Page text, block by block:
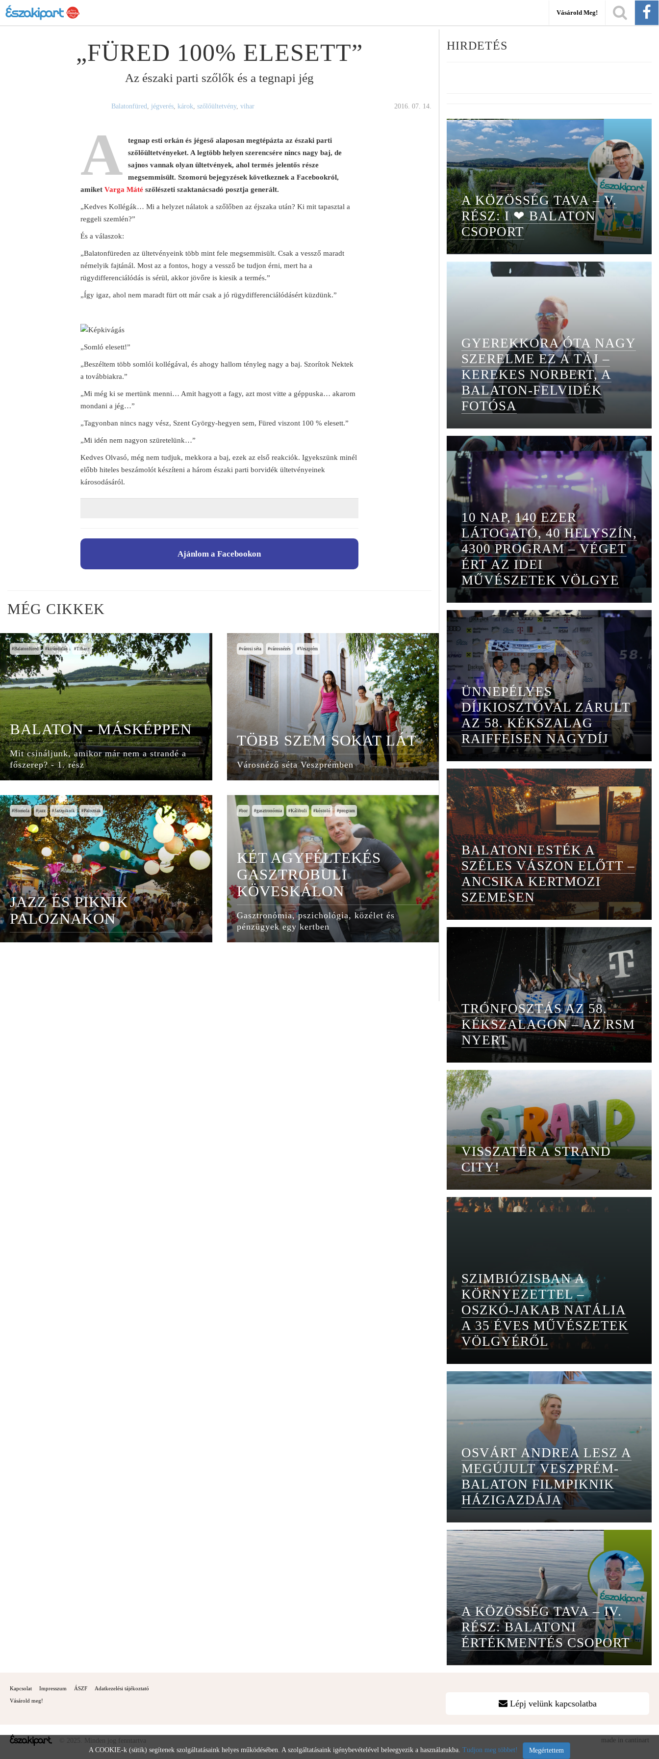
Vásárold Meg!
„FÜRED 100% ELESETT”
Az északi parti szőlők és a tegnapi jég
Balatonfüred, jégverés, károk, szőlőültetvény, vihar 2016. 07. 14.
A
tegnap esti orkán és jégeső alaposan megtépázta az északi parti
szőlőültetvényeket. A legtöbb helyen szerencsére nincs nagy baj, de
sajnos vannak olyan ültetvények, ahol termés jelentős része
megsemmisült. Szomorú bejegyzések következnek a Facebookról,
amiketVarga Máté szőlészeti szaktanácsadó posztja generált.
„Kedves Kollégák… Mi a helyzet nálatok a szőlőben az éjszaka után? Ki mit tapasztal a
reggeli szemlén?”
És a válaszok:
„Balatonfüreden az ültetvényeink több mint fele megsemmisült. Csak a vessző maradt
némelyik fajtánál. Most az a fontos, hogy a vessző be tudjon érni, mert ha a
rügydifferenciálódás is sérül, akkor jövőre is kiesik a termés.”
„Így igaz, ahol nem maradt fürt ott már csak a jó rügydifferenciálódásért küzdünk.”
„Somló elesett!”
„Beszéltem több somlói kollégával, és ahogy hallom tényleg nagy a baj. Szorítok Nektek
a továbbiakra.”
„Mi még ki se mertünk menni… Amit hagyott a fagy, azt most vitte a géppuska… akarom
mondani a jég…”
„Tagyonban nincs nagy vész, Szent György-hegyen sem, Füred viszont 100 % elesett.”
„Mi idén nem nagyon szüretelünk…”
Kedves Olvasó, még nem tudjuk, mekkora a baj, ezek az első reakciók. Igyekszünk minél
előbb hiteles beszámolót készíteni a három északi parti borvidék ültetvényeinek
károsodásáról.
Ajánlom a Facebookon
MÉG CIKKEK
Balatonfüred kirándulás Tihany
BALATON - MÁSKÉPPEN
Mit csináljunk, amikor már nem a strandé a
főszerep? - 1. rész
városi séta városnézés Veszprém
TÖBB SZEM SOKAT LÁT
Városnéző séta Veszprémben
Homola jazz Jazzpiknik Paloznak
JAZZ ÉS PIKNIK
PALOZNAKON
bor gasztronómia Kálibuli kóstoló program
KÉT AGYFÉLTEKÉS
GASZTROBULI
KÖVESKÁLON
Gasztronómia, pszichológia, közélet és
pénzügyek egy kertben
HIRDETÉS
A KÖZÖSSÉG TAVA – V.
RÉSZ: I ❤ BALATON
CSOPORT
GYEREKKORA ÓTA NAGY
SZERELME EZ A TÁJ –
KEREKES NORBERT, A
BALATON-FELVIDÉK
FOTÓSA
10 NAP, 140 EZER
LÁTOGATÓ, 40 HELYSZÍN,
4300 PROGRAM – VÉGET
ÉRT AZ IDEI
MŰVÉSZETEK VÖLGYE
ÜNNEPÉLYES
DÍJKIOSZTÓVAL ZÁRULT
AZ 58. KÉKSZALAG
RAIFFEISEN NAGYDÍJ
BALATONI ESTÉK A
SZÉLES VÁSZON ELŐTT –
ANCSIKA KERTMOZI
SZEMESEN
TRÓNFOSZTÁS AZ 58.
KÉKSZALAGON – AZ RSM
NYERT
VISSZATÉR A STRAND
CITY!
SZIMBIÓZISBAN A
KÖRNYEZETTEL –
OSZKÓ-JAKAB NATÁLIA
A 35 ÉVES MŰVÉSZETEK
VÖLGYÉRŐL
OSVÁRT ANDREA LESZ A
MEGÚJULT VESZPRÉM-
BALATON FILMPIKNIK
HÁZIGAZDÁJA
A KÖZÖSSÉG TAVA – IV.
RÉSZ: BALATONI
ÉRTÉKMENTÉS CSOPORT
Kapcsolat Impresszum ÁSZF Adatkezelési tájékoztató
Vásárold meg! Lépj velünk kapcsolatba
© 2025. Minden jog fenntartva
made in cantinart
A COOKIE-k (sütik) segítenek szolgáltatásaink helyes működésében. A szolgáltatásaink igénybevételével beleegyezik a használatukba. Tudjon meg többet! Megértettem